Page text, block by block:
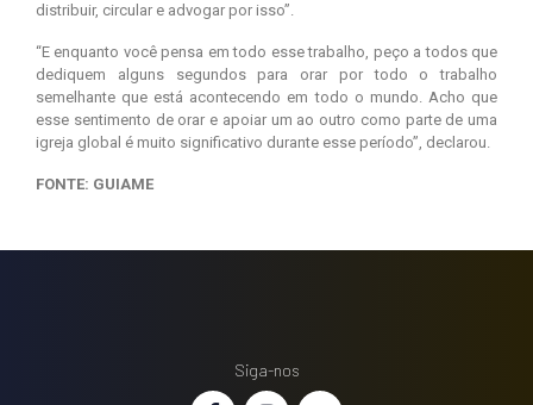
distribuir, circular e advogar por isso”.
“E enquanto você pensa em todo esse trabalho, peço a todos que
dediquem alguns segundos para orar por todo o trabalho
semelhante que está acontecendo em todo o mundo. Acho que
esse sentimento de orar e apoiar um ao outro como parte de uma
igreja global é muito significativo durante esse período”, declarou.
FONTE: GUIAME
Siga-nos